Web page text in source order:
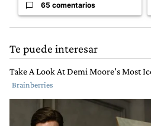
65 comentarios